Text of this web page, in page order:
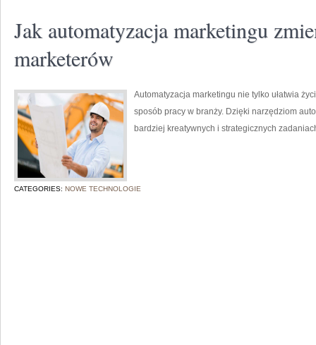
Jak automatyzacja marketingu
marketerów
Automatyzacja marketingu nie tylko ułatwia
sposób pracy w branży. Dzięki narzędziom
bardziej kreatywnych i strategicznych
CATEGORIES: NOWE TECHNOLOGIE